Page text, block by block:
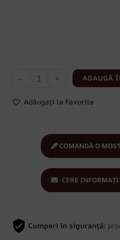
- + ADAUGĂ
Adăugați la Favorite
COMANDĂ O
CERE
Cumperi în siguranță: